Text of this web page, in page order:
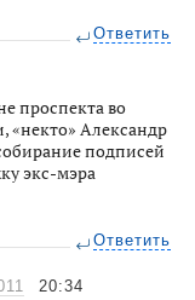
Ответить
проспекта во
«некто» Александр
подписей
экс-мэра
Ответить
20:34